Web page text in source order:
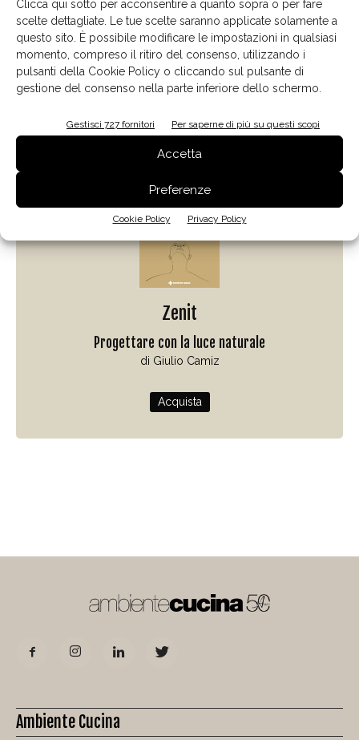
Clicca qui sotto per acconsentire a quanto sopra o per fare
scelte dettagliate. Le tue scelte saranno applicate solamente a
questo sito. È possibile modificare le impostazioni in qualsiasi
momento, compreso il ritiro del consenso, utilizzando i
pulsanti della Cookie Policy o cliccando sul pulsante di
gestione del consenso nella parte inferiore dello schermo.
Gestisci 727 fornitori Per saperne di più su questi scopi
Accetta
Preferenze
Cookie Policy Privacy Policy
Il libro del mese
Zenit
Progettare con la luce naturale
di Giulio Camiz
Acquista
Ambiente Cucina